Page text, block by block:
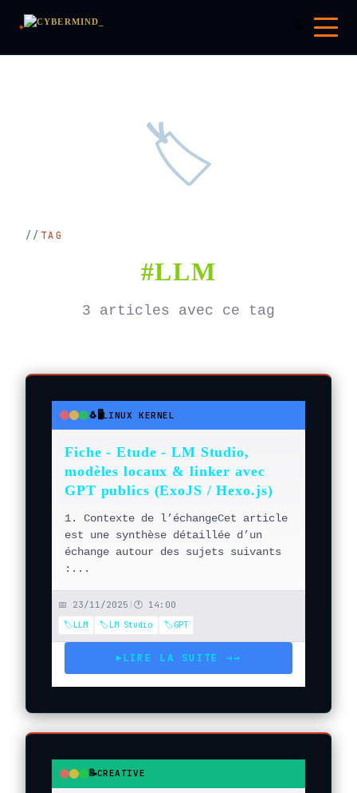
🏷️
TAG
#LLM
3 articles avec ce tag
● ● ●🐧🖥️LINUX KERNEL
Fiche - Etude - LM Studio,
modèles locaux & linker avec
GPT publics (ExoJS / Hexo.js)
1. Contexte de l’échangeCet article
est une synthèse détaillée d’un
échange autour des sujets suivants
:...
📅 23/11/2025 | 🕐 14:00
🏷️LLM
🏷️LM Studio 🏷️GPT
▶ LIRE LA SUITE →→
● ● ●📝CREATIVE